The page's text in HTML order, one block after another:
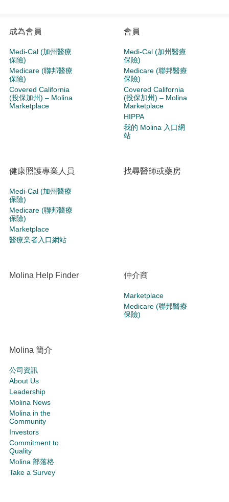
成為會員
Medi-Cal (加州醫療
保險)
Medicare (聯邦醫療
保險)
Covered California
(投保加州) – Molina
Marketplace
會員
Medi-Cal (加州醫療
保險)
Medicare (聯邦醫療
保險)
Covered California
(投保加州) – Molina
Marketplace
HIPPA
我的 Molina 入口網
站
健康照護專業人員
Medi-Cal (加州醫療
保險)
Medicare (聯邦醫療
保險)
Marketplace
醫療業者入口網站
找尋醫師或藥房
Molina Help Finder 仲介商
Marketplace
Medicare (聯邦醫療
保險)
Molina 簡介
公司資訊
About Us
Leadership
Molina News
Molina in the
Community
Investors
Commitment to
Quality
Molina 部落格
Take a Survey